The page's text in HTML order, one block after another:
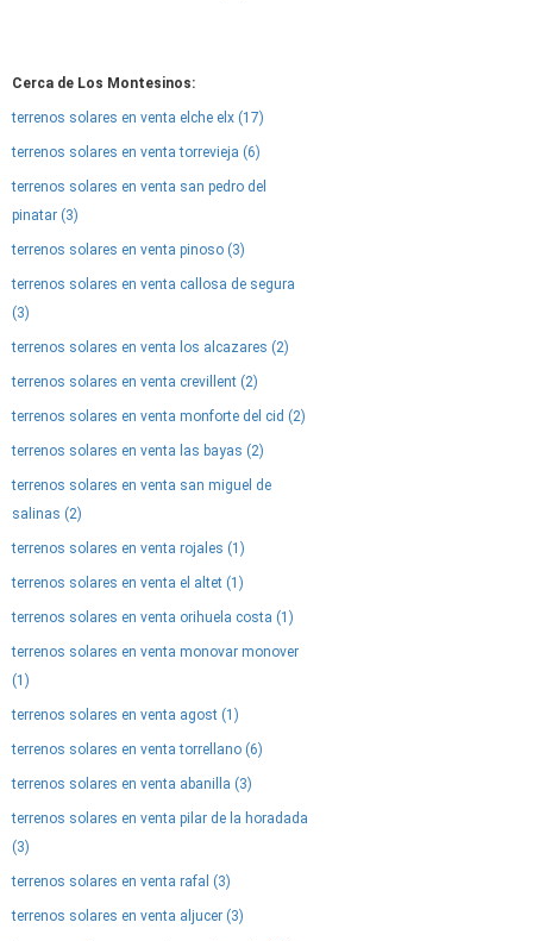
Cerca de Los Montesinos:
terrenos solares en venta elche elx (17)
terrenos solares en venta torrevieja (6)
terrenos solares en venta san pedro del
pinatar (3)
terrenos solares en venta pinoso (3)
terrenos solares en venta callosa de segura
(3)
terrenos solares en venta los alcazares (2)
terrenos solares en venta crevillent (2)
terrenos solares en venta monforte del cid (2)
terrenos solares en venta las bayas (2)
terrenos solares en venta san miguel de
salinas (2)
terrenos solares en venta rojales (1)
terrenos solares en venta el altet (1)
terrenos solares en venta orihuela costa (1)
terrenos solares en venta monovar monover
(1)
terrenos solares en venta agost (1)
terrenos solares en venta torrellano (6)
terrenos solares en venta abanilla (3)
terrenos solares en venta pilar de la horadada
(3)
terrenos solares en venta rafal (3)
terrenos solares en venta aljucer (3)